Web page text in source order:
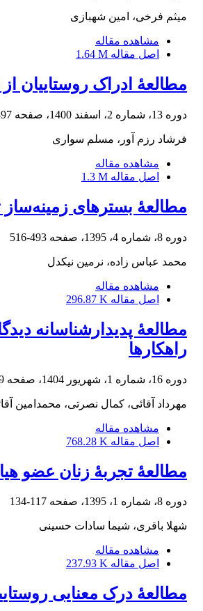
میثم فرخی، امین شهبازی
مشاهده مقاله
اصل مقاله 1.64 M
مطالعۀ ادراک روستاییان
دوره 13، شماره 2، اسفند 1400، صفحه 427
فرشاد رزم آور، مسلم سواری
مشاهده مقاله
اصل مقاله 1.3 M
مطالعۀ بسترهای زمینه‌ساز
دوره 8، شماره 4، 1395، صفحه 493-516
محمد عباس زاده، نرمین نیکدل
مشاهده مقاله
اصل مقاله 296.87 K
مطالعۀ پدیدارشناسانه
راهکارها
دوره 16، شماره 1، شهریور 1404، صفحه
مهرداد آقائی، کمال نصرتی، محمدامین
مشاهده مقاله
اصل مقاله 768.28 K
مطالعۀ تجربۀ زنان عضو
دوره 8، شماره 1، 1395، صفحه 117-134
شهلا باقری، شیما سادات حسینی
مشاهده مقاله
اصل مقاله 237.93 K
مطالعۀ درک معنایی